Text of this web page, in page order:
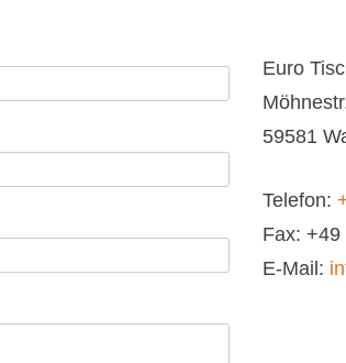
Euro
59581
Telefon:
Fax: +49
E-Mail: